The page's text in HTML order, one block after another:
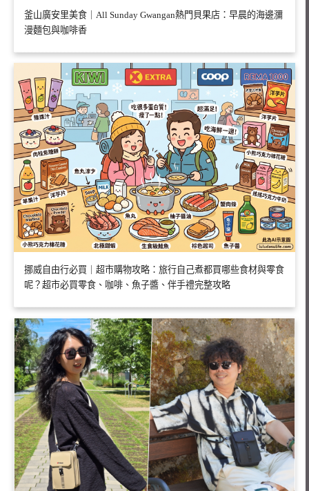
釜山廣安里美食｜All Sunday Gwangan熱門貝果店：早晨的海邊瀰
漫麵包與咖啡香
挪威自由行必買｜超市購物攻略：旅行自己煮都買哪些食材與零食
呢？超市必買零食、咖啡、魚子醬、伴手禮完整攻略